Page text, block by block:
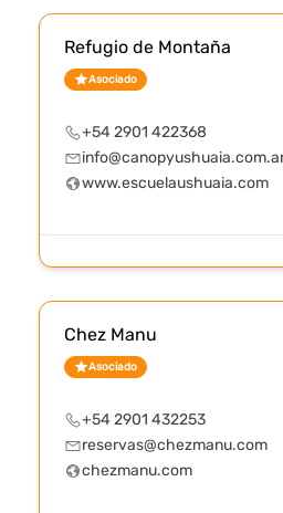
Refugio de Montaña
Asociado
+54 2901 422368
www.escuelaushuaia.com
Chez Manu
Asociado
+54 2901 432253
reservas@chezmanu.com
chezmanu.com